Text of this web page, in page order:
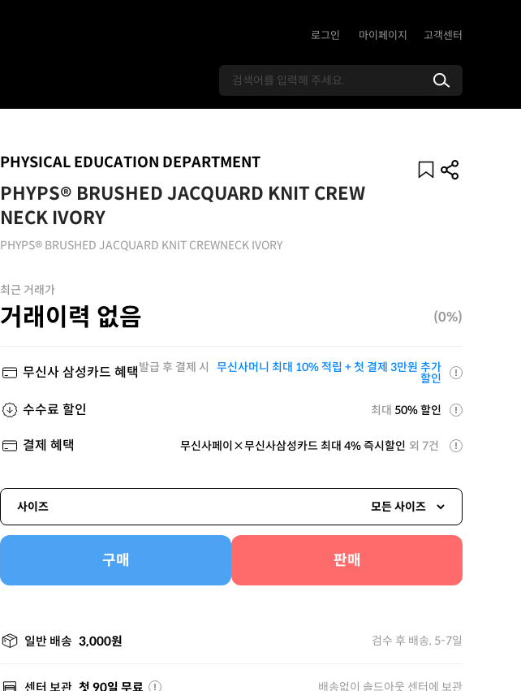
로그인 마이페이지 고객센터
PHYSICAL EDUCATION DEPARTMENT
PHYPS® BRUSHED JACQUARD KNIT CREW
NECK IVORY
PHYPS® BRUSHED JACQUARD KNIT CREWNECK IVORY
최근 거래가
거래이력 없음 (0%)
무신사 삼성카드 혜택발급 후 결제 시 무신사머니 최대 10% 적립 + 첫 결제 3만원 추가
할인
수수료 할인 최대 50% 할인
결제 혜택 무신사페이×무신사삼성카드 최대 4% 즉시할인 외 7건
사이즈 모든 사이즈
구매 판매
일반 배송 3,000원 검수 후 배송, 5-7일
센터 보관 첫 90일 무료 배송없이 솔드아웃 센터에 보관